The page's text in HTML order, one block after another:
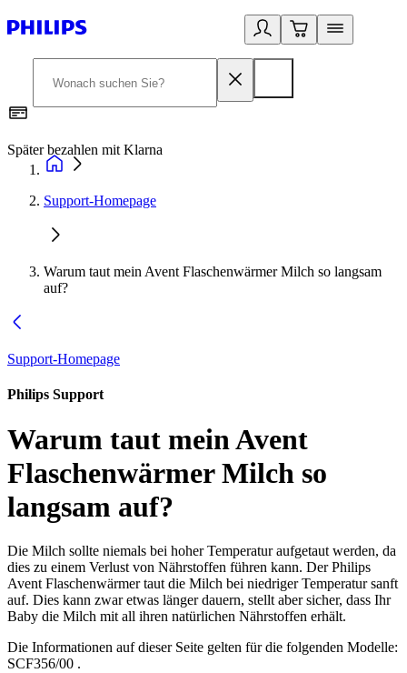
Später bezahlen mit Klarna
Support-Homepage
Warum taut mein Avent Flaschenwärmer Milch so langsam
auf?
Support-Homepage
Philips Support
Warum taut mein Avent
Flaschenwärmer Milch so
langsam auf?
Die Milch sollte niemals bei hoher Temperatur aufgetaut werden, da
dies zu einem Verlust von Nährstoffen führen kann. Der Philips
Avent Flaschenwärmer taut die Milch bei niedriger Temperatur sanft
auf. Dies kann zwar etwas länger dauern, stellt aber sicher, dass Ihr
Baby die Milch mit all ihren natürlichen Nährstoffen erhält.
Die Informationen auf dieser Seite gelten für die folgenden Modelle:
SCF356/00 .